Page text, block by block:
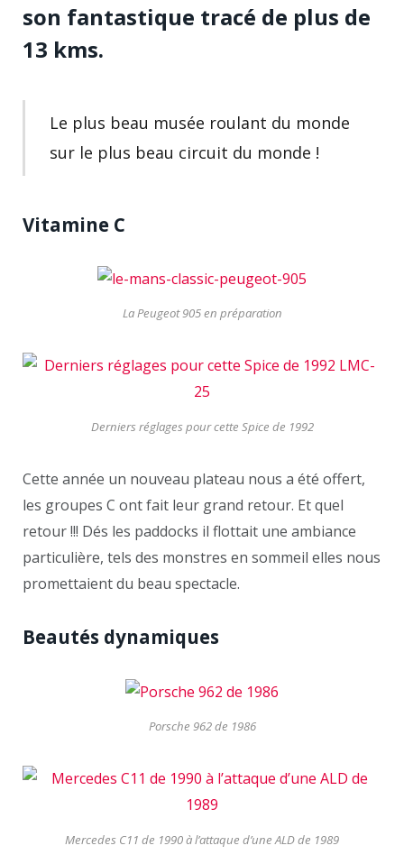
son fantastique tracé de plus de
13 kms.
Le plus beau musée roulant du monde
sur le plus beau circuit du monde !
Vitamine C
La Peugeot 905 en préparation
Derniers réglages pour cette Spice de 1992
Cette année un nouveau plateau nous a été offert,
les groupes C ont fait leur grand retour. Et quel
retour !!! Dés les paddocks il flottait une ambiance
particulière, tels des monstres en sommeil elles nous
promettaient du beau spectacle.
Beautés dynamiques
Porsche 962 de 1986
Mercedes C11 de 1990 à l’attaque d’une ALD de 1989